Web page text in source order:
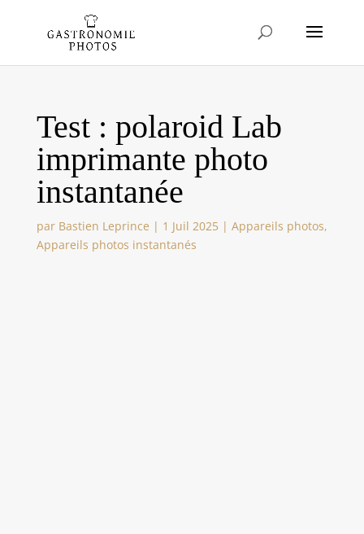
Test : polaroid Lab
imprimante photo
instantanée
par Bastien Leprince | 1 Juil 2025| Appareils photos,
Appareils photos instantanés